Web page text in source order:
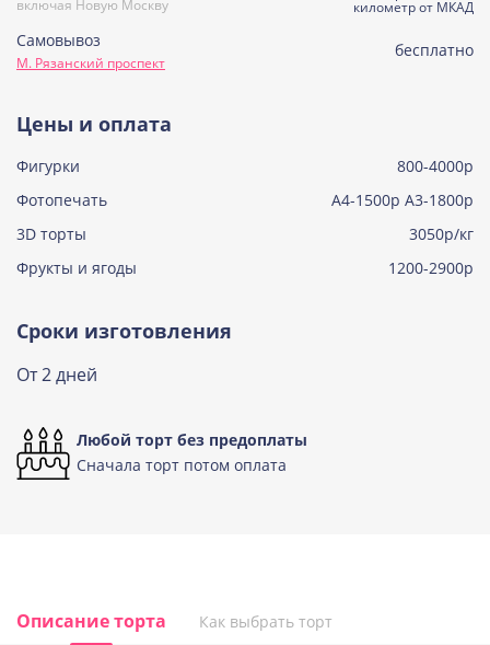
Узнать подробнее о начинке
включая Новую Москву километр от МКАД
Самовывоз
М. Рязанский проспект
бесплатно
Цены и оплата
Фигурки
800-4000р
Фотопечать
А4-1500р А3-1800р
3D торты
3050р/кг
Фрукты и ягоды
1200-2900р
Сроки изготовления
От 2 дней
Любой торт без предоплаты
Сначала торт потом оплата
Описание торта Как выбрать торт